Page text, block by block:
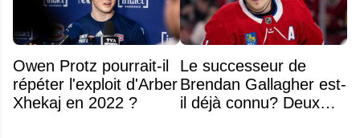
Owen Protz pourrait-il
répéter l'exploit d'Arber
Xhekaj en 2022 ?
Le successeur de
Brendan Gallagher est-
il déjà connu? Deux